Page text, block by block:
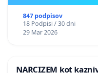
Maja Vardjan
prof.dr Svetlana Slapšak
847 podpisov
18 Podpisi / 30 dni
29 Mar 2026
NARCIZEM kot